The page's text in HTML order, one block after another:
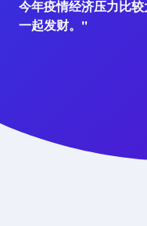
今年疫情经济压力比较
一起发财。"